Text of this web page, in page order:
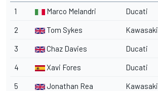
1 Marco Melandri Ducati
2 Tom Sykes Kawasaki
3 Chaz Davies Ducati
4 Xavi Fores Ducati
5 Jonathan Rea Kawasaki